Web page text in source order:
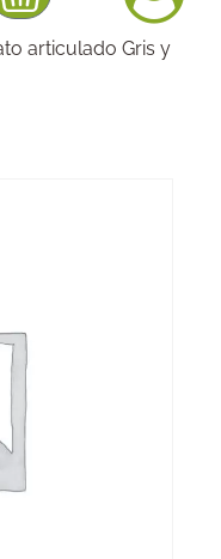
articulado Gris y